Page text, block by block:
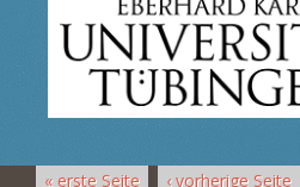
« erste Seite ‹ vorherige Seite